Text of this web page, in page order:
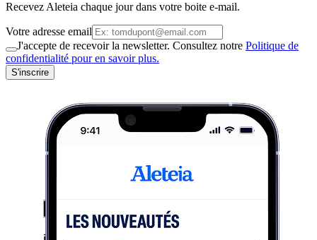
Recevez Aleteia chaque jour dans votre boite e-mail.
Votre adresse email
J'accepte de recevoir la newsletter. Consultez notre Politique de
confidentialité pour en savoir plus.
S'inscrire